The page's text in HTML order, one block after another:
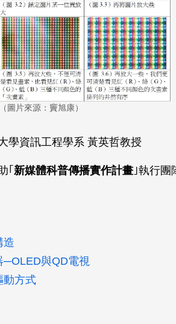
（圖片來源：竇旭康）
學資訊工程學系 黃英哲教授
｢ 新媒體科普傳播實作計畫 ｣執行團
造
─OLED與QD電視
動方式